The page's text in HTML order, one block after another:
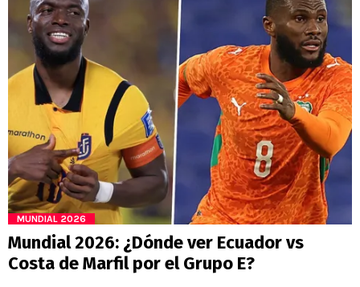
MUNDIAL 2026
Mundial 2026: ¿Dónde ver Ecuador vs
Costa de Marfil por el Grupo E?